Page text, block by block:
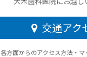
交通アク
各方面からのアクセス方法・